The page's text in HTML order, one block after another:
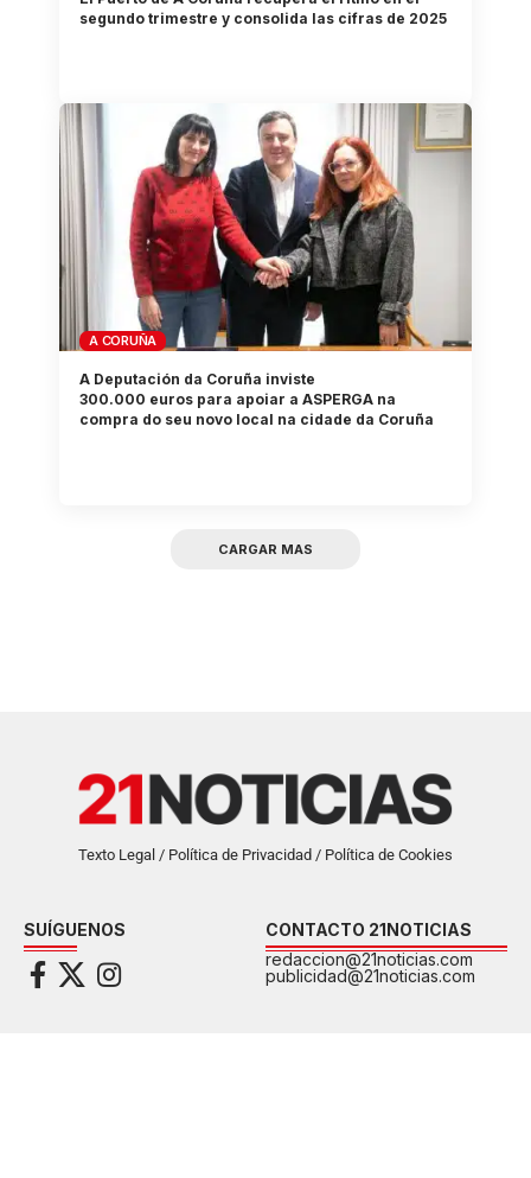
segundo trimestre y consolida las cifras de 2025
A CORUÑA
A Deputación da Coruña inviste
300.000 euros para apoiar a ASPERGA na
compra do seu novo local na cidade da Coruña
CARGAR MAS
Texto Legal / Política de Privacidad / Política de Cookies
SUÍGUENOS
CONTACTO 21NOTICIAS
redaccion@21noticias.com
publicidad@21noticias.com